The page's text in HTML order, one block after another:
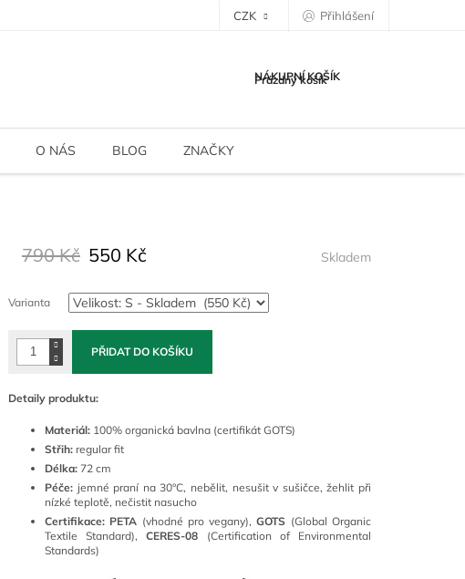
CZK Přihlášení
NÁKUPNÍ KOŠÍK
Prázdný košík
O NÁS BLOG ZNAČKY
790 Kč 550 Kč
cena:
Skladem
Varianta
PŘIDAT DO KOŠÍKU
Detaily produktu:
Materiál: 100% organická bavlna (certifikát GOTS)
Střih: regular fit
Délka: 72 cm
Péče: jemné praní na 30°C, nebělit, nesušit v sušičce, žehlit při
nízké teplotě, nečistit nasucho
Certifikace: PETA (vhodné pro vegany), GOTS (Global Organic
Textile Standard),CERES-08 (Certification of Environmental
Standards)